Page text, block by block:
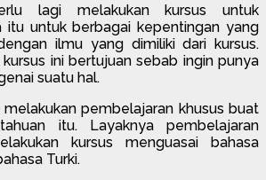
lagi melakukan kursus untuk
itu untuk berbagai kepentingan yang
ilmu yang dimiliki dari kursus.
ini bertujuan sebab ingin punya
suatu hal.
melakukan pembelajaran khusus buat
itu. Layaknya pembelajaran
kursus menguasai bahasa
Turki.